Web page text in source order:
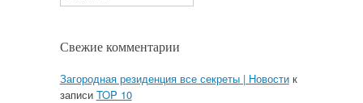
Свежие комментарии
Загородная резиденция все секреты | Новостик
записи TOP 10